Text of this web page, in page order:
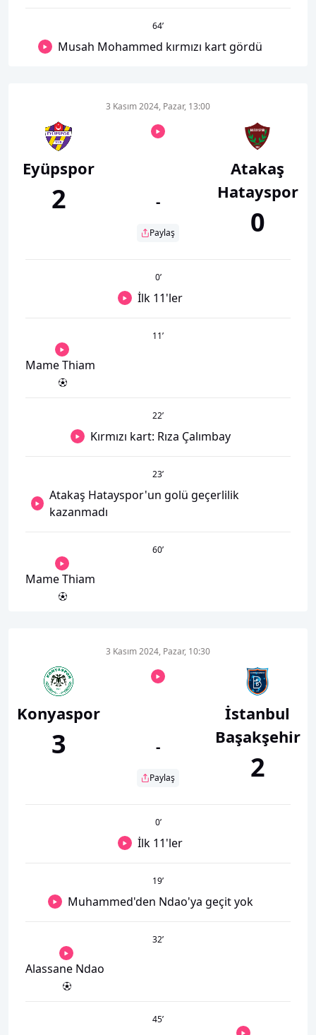
64’
Musah Mohammed kırmızı kart gördü
Eyüpspor
2
3 Kasım 2024, Pazar, 13:00
-
Paylaş
Atakaş
Hatayspor
0
0’
İlk 11'ler
11’
Mame Thiam
22’
Kırmızı kart: Rıza Çalımbay
23’
Atakaş Hatayspor'un golü geçerlilik
kazanmadı
60’
Mame Thiam
Konyaspor
3
3 Kasım 2024, Pazar, 10:30
-
Paylaş
İstanbul
Başakşehir
2
0’
İlk 11'ler
19’
Muhammed'den Ndao'ya geçit yok
32’
Alassane Ndao
45’